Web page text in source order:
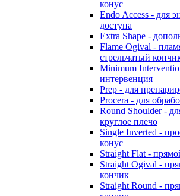
конус
Endo Access - для
доступа
Extra Shape -
Flame Ogival -
стрельчатый
Minimum
интервенция
Prep - для
Procera - для
Round Shoulder -
круглое плечо
Single Inverted -
конус
Straight Flat -
Straight Ogival -
кончик
Straight Round -